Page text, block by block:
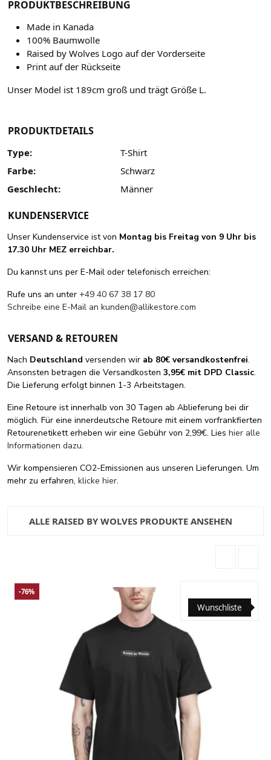
PRODUKTBESCHREIBUNG
Made in Kanada
100% Baumwolle
Raised by Wolves Logo auf der Vorderseite
Print auf der Rückseite
Unser Model ist 189cm groß und trägt Größe L.
PRODUKTDETAILS
Type:
T-Shirt
Farbe:
Schwarz
Geschlecht:
Männer
KUNDENSERVICE
Unser Kundenservice ist von Montag bis Freitag von 9 Uhr bis
17.30 Uhr MEZ erreichbar.
Du kannst uns per E-Mail oder telefonisch erreichen:
Rufe uns an unter +49 40 67 38 17 80
Schreibe eine E-Mail an kunden@allikestore.com
VERSAND & RETOUREN
Nach Deutschland versenden wir ab 80€ versandkostenfrei.
Ansonsten betragen die Versandkosten 3,95€ mit DPD Classic.
Die Lieferung erfolgt binnen 1-3 Arbeitstagen.
Eine Retoure ist innerhalb von 30 Tagen ab Ablieferung bei dir
möglich. Für eine innerdeutsche Retoure mit einem vorfrankfierten
Retourenetikett erheben wir eine Gebühr von 2,99€. Lies hier alle
Informationen dazu.
Wir kompensieren CO2-Emissionen aus unseren Lieferungen. Um
mehr zu erfahren, klicke hier.
ALLE RAISED BY WOLVES PRODUKTE ANSEHEN
Wunschliste
-76%